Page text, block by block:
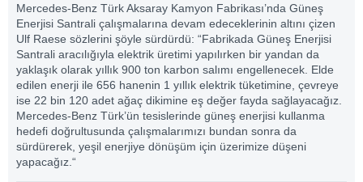
Mercedes-Benz Türk Aksaray Kamyon Fabrikası’nda Güneş
Enerjisi Santrali çalışmalarına devam edeceklerinin altını çizen
Ulf Raese sözlerini şöyle sürdürdü: “Fabrikada Güneş Enerjisi
Santrali aracılığıyla elektrik üretimi yapılırken bir yandan da
yaklaşık olarak yıllık 900 ton karbon salımı engellenecek. Elde
edilen enerji ile 656 hanenin 1 yıllık elektrik tüketimine, çevreye
ise 22 bin 120 adet ağaç dikimine eş değer fayda sağlayacağız.
Mercedes-Benz Türk’ün tesislerinde güneş enerjisi kullanma
hedefi doğrultusunda çalışmalarımızı bundan sonra da
sürdürerek, yeşil enerjiye dönüşüm için üzerimize düşeni
yapacağız.“